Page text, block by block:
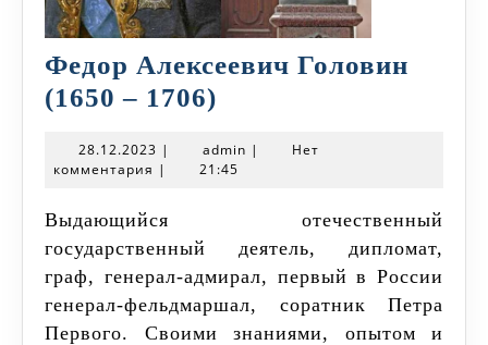
Федор Алексеевич Головин
(1650 – 1706)
Головин
1706)
28.12.2023 28.12.2023
| admin admin
|
Нет
комментария | 21:45
Выдающийся отечественный
государственный деятель, дипломат,
граф, генерал-адмирал, первый в России
генерал-фельдмаршал, соратник Петра
Первого. Своими знаниями, опытом и